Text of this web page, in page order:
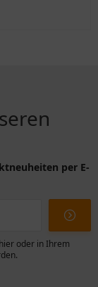
per E-
oder in Ihrem